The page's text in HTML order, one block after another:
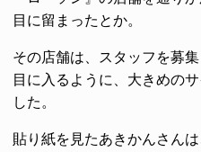
目に留まったとか。
その店舗は、スタッフを募
目に入るように、大きめの
した。
貼り紙を見たあきかんさん